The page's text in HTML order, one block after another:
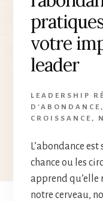
votre
leader
LEADERSHIP
D'ABONDANCE ,
CROISSANCE ,
L’abondance
chance ou les
apprend qu’elle
notre cerveau,